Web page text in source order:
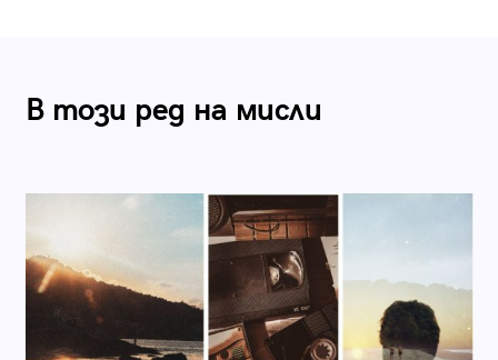
В този ред на мисли